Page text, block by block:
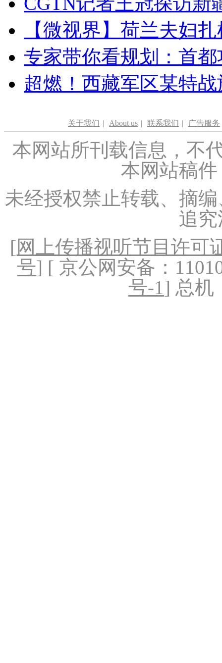
【微视界】荷兰夫妇
专家带你看规划：首
超燃！西藏军区某特
关于我们 | About us | 联系我们 | 广告服务
本网站所刊载信息，不
本网站稿
未经授权禁止转载、摘
追
[网上传播视听节目许可
号] [ 京公网安备：
号-1] 总机